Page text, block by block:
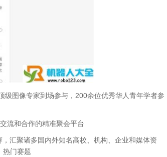
图像专家到场参与，200余位优秀华人青年学者参
流和合作的精准聚会平台
汇聚诸多国内外知名高校、机构、企业和媒体资
热门赛题